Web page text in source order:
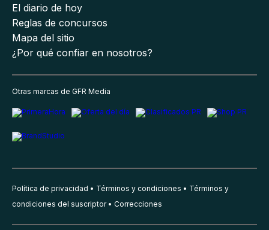
El diario de hoy
Reglas de concursos
Mapa del sitio
¿Por qué confiar en nosotros?
Otras marcas de GFR Media
Política de privacidad Términos y condiciones
Términos y
condiciones del suscriptor
Correcciones